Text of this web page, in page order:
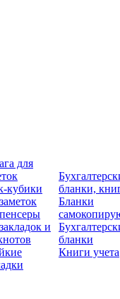
для
кубики
и
бланки,
Бланки
бланки
Книги учета